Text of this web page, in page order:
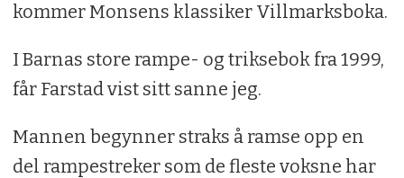
kommer Monsens klassiker Villmarksboka.
I Barnas store rampe- og triksebok fra 1999,
får Farstad vist sitt sanne jeg.
Mannen begynner straks å ramse opp en
del rampestreker som de fleste voksne har